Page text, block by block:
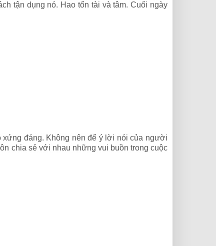
tận dụng nó. Hao tổn tài và tâm. Cuối ngày
đáng. Không nên để ý lời nói của người
chia sẻ với nhau những vui buồn trong cuộc